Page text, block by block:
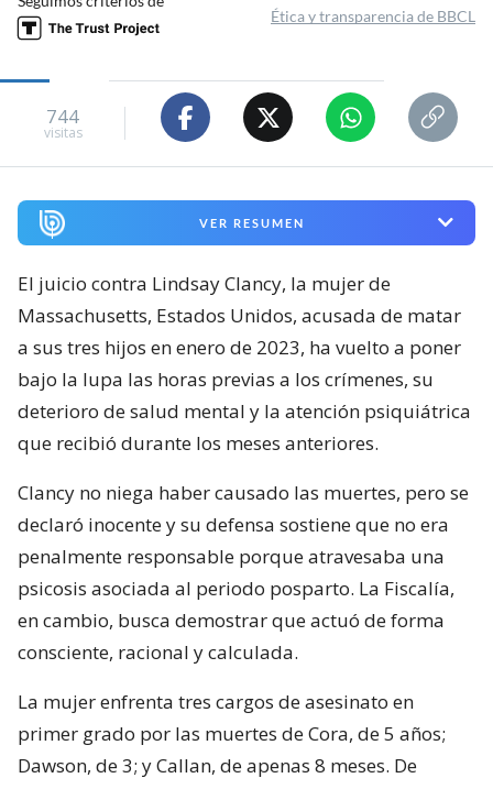
Ética y transparencia de BBCL
744
visitas
VER RESUMEN
El juicio contra Lindsay Clancy, la mujer de
Massachusetts, Estados Unidos, acusada de matar
a sus tres hijos en enero de 2023, ha vuelto a poner
bajo la lupa las horas previas a los crímenes, su
deterioro de salud mental y la atención psiquiátrica
que recibió durante los meses anteriores.
Clancy no niega haber causado las muertes, pero se
declaró inocente y su defensa sostiene que no era
penalmente responsable porque atravesaba una
psicosis asociada al periodo posparto. La Fiscalía,
en cambio, busca demostrar que actuó de forma
consciente, racional y calculada.
La mujer enfrenta tres cargos de asesinato en
primer grado por las muertes de Cora, de 5 años;
Dawson, de 3; y Callan, de apenas 8 meses. De